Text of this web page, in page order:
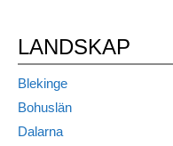
LANDSKAP
Blekinge
Bohuslän
Dalarna